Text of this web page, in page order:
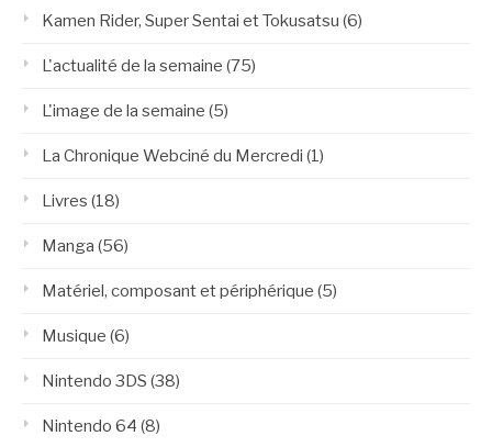
Kamen Rider, Super Sentai et Tokusatsu (6)
L'actualité de la semaine (75)
L'image de la semaine (5)
La Chronique Webciné du Mercredi (1)
Livres (18)
Manga (56)
Matériel, composant et périphérique (5)
Musique (6)
Nintendo 3DS (38)
Nintendo 64 (8)